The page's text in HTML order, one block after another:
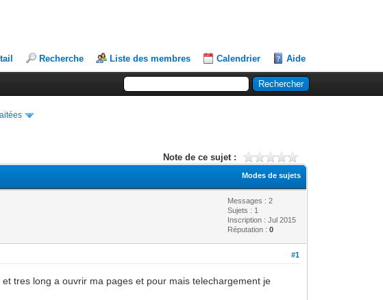
Recherche Liste des membres Calendrier Aide
Note de ce sujet :
Modes de sujets
Messages : 2
Sujets : 1
Inscription : Jul 2015
Réputation :0
#1
tres long a ouvrir ma pages et pour mais telechargement je